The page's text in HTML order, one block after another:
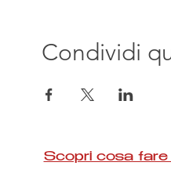
Condividi
Scopri cosa fare